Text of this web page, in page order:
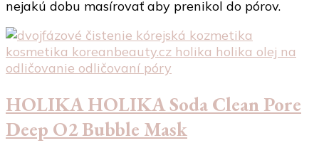
nejakú dobu masírovať aby prenikol do pórov.
HOLIKA HOLIKA Soda Clean Pore
Deep O2 Bubble Mask